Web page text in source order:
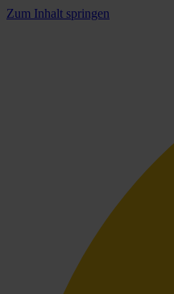
Zum Inhalt springen